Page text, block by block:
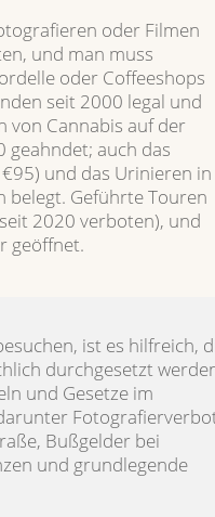
oder Filmen
und man muss
oder Coffeeshops
seit 2000 legal und
von Cannabis auf der
geahndet; auch das
und das Urinieren in
belegt. Geführte Touren
2020 verboten), und
geöffnet.
ist es hilfreich,
durchgesetzt
und Gesetze im
Bußgelder bei
und grundlegende